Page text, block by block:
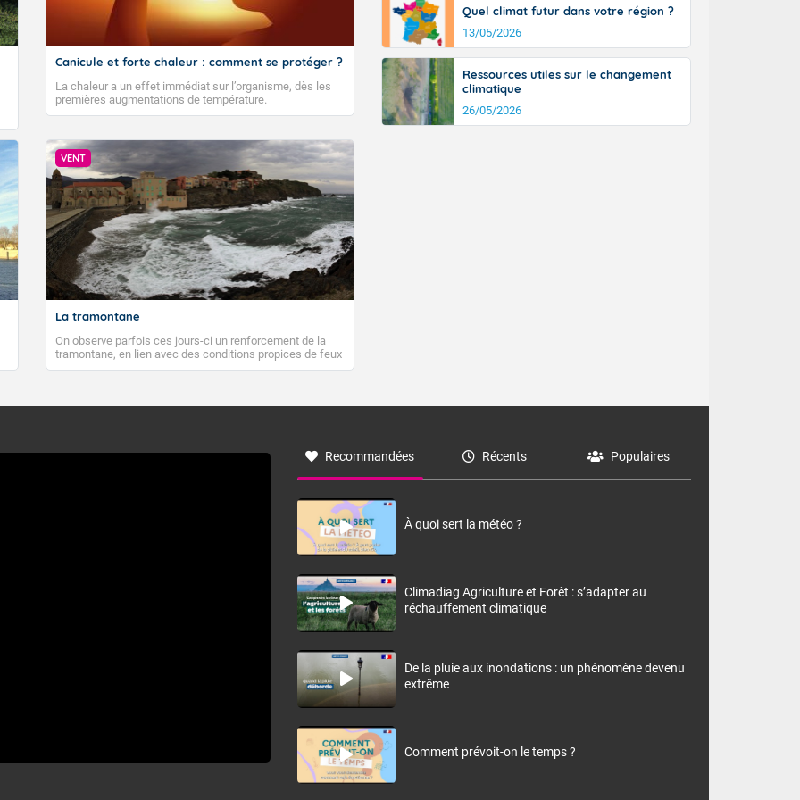
Canicule et forte chaleur : comment se protéger ?
La chaleur a un effet immédiat sur l’organisme, dès les
premières augmentations de température.
VENT
La tramontane
On observe parfois ces jours-ci un renforcement de la
tramontane, en lien avec des conditions propices de feux
de forêt. Mais qu'est-ce que la tramontane ? Quelles sont
à nord-ouest, dans un secteur qui part du Roussillon à la
monts, en allusion aux régions montagneuses d’où
Quel climat futur dans votre région ?
13/05/2026
Ressources utiles sur le changement
climatique
26/05/2026
Recommandées Récents Populaires
À quoi sert la météo ?
Climadiag Agriculture et Forêt : s’adapter au
réchauffement climatique
De la pluie aux inondations : un phénomène devenu
extrême
Comment prévoit-on le temps ?